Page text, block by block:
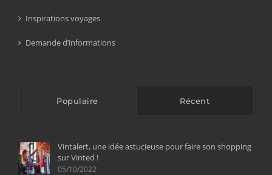
Inspirations voyages
Demande d’informations
Populaire Récent
Vintalert, une idée astucieuse pour faire son shopping
sur Vinted !
05/10/2022